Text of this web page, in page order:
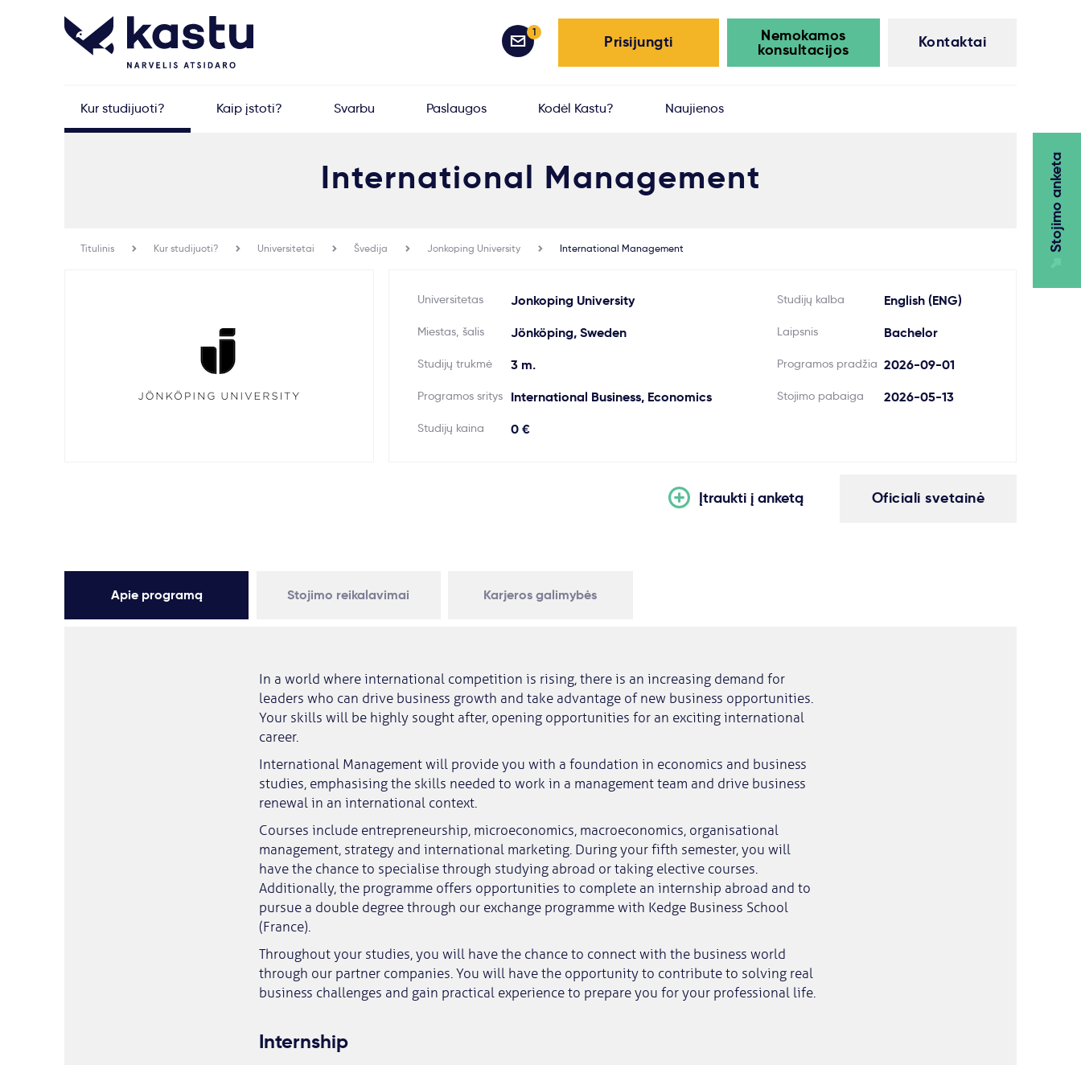
Kontaktai
Nemokamos
konsultacijos
Prisijungti
1
Stojimo anketa
Kur studijuoti? Kaip įstoti? Svarbu Paslaugos Kodėl Kastu? Naujienos
International Management
Titulinis Kur studijuoti? Universitetai Švedija Jonkoping University International Management
Universitetas Jonkoping University
Miestas, šalis Jönköping, Sweden
Studijų trukmė 3 m.
Programos sritys International Business, Economics
Studijų kaina 0 €
Studijų kalba English (ENG)
Laipsnis Bachelor
Programos pradžia 2026-09-01
Stojimo pabaiga 2026-05-13
Oficiali svetainė
Įtraukti į anketą
Apie programą Stojimo reikalavimai Karjeros galimybės
In a world where international competition is rising, there is an increasing demand for
leaders who can drive business growth and take advantage of new business opportunities.
Your skills will be highly sought after, opening opportunities for an exciting international
career.
International Management will provide you with a foundation in economics and business
studies, emphasising the skills needed to work in a management team and drive business
renewal in an international context.
Courses include entrepreneurship, microeconomics, macroeconomics, organisational
management, strategy and international marketing. During your fifth semester, you will
have the chance to specialise through studying abroad or taking elective courses.
Additionally, the programme offers opportunities to complete an internship abroad and to
pursue a double degree through our exchange programme with Kedge Business School
(France).
Throughout your studies, you will have the chance to connect with the business world
through our partner companies. You will have the opportunity to contribute to solving real
business challenges and gain practical experience to prepare you for your professional life.
Internship